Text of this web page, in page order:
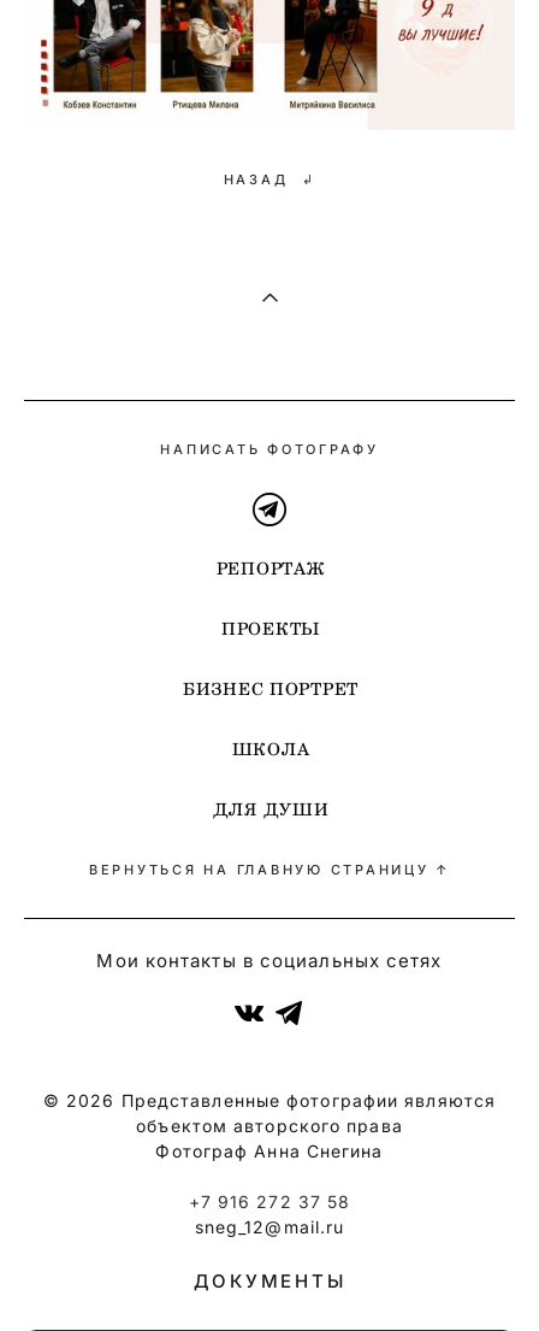
НАЗАД ↲
НАПИСАТЬ ФОТОГРАФУ
РЕПОРТАЖ
ПРОЕКТЫ
БИЗНЕС ПОРТРЕТ
ШКОЛА
ДЛЯ ДУШИ
ВЕРНУТЬСЯ НА ГЛАВНУЮ СТРАНИЦУ ↑
Мои контакты в социальных сетях
© 2026 Представленные фотографии являются
объектом авторского права
Фотограф Анна Снегина
+7 916 272 37 58
sneg_12@mail.ru
ДОКУМЕНТЫ